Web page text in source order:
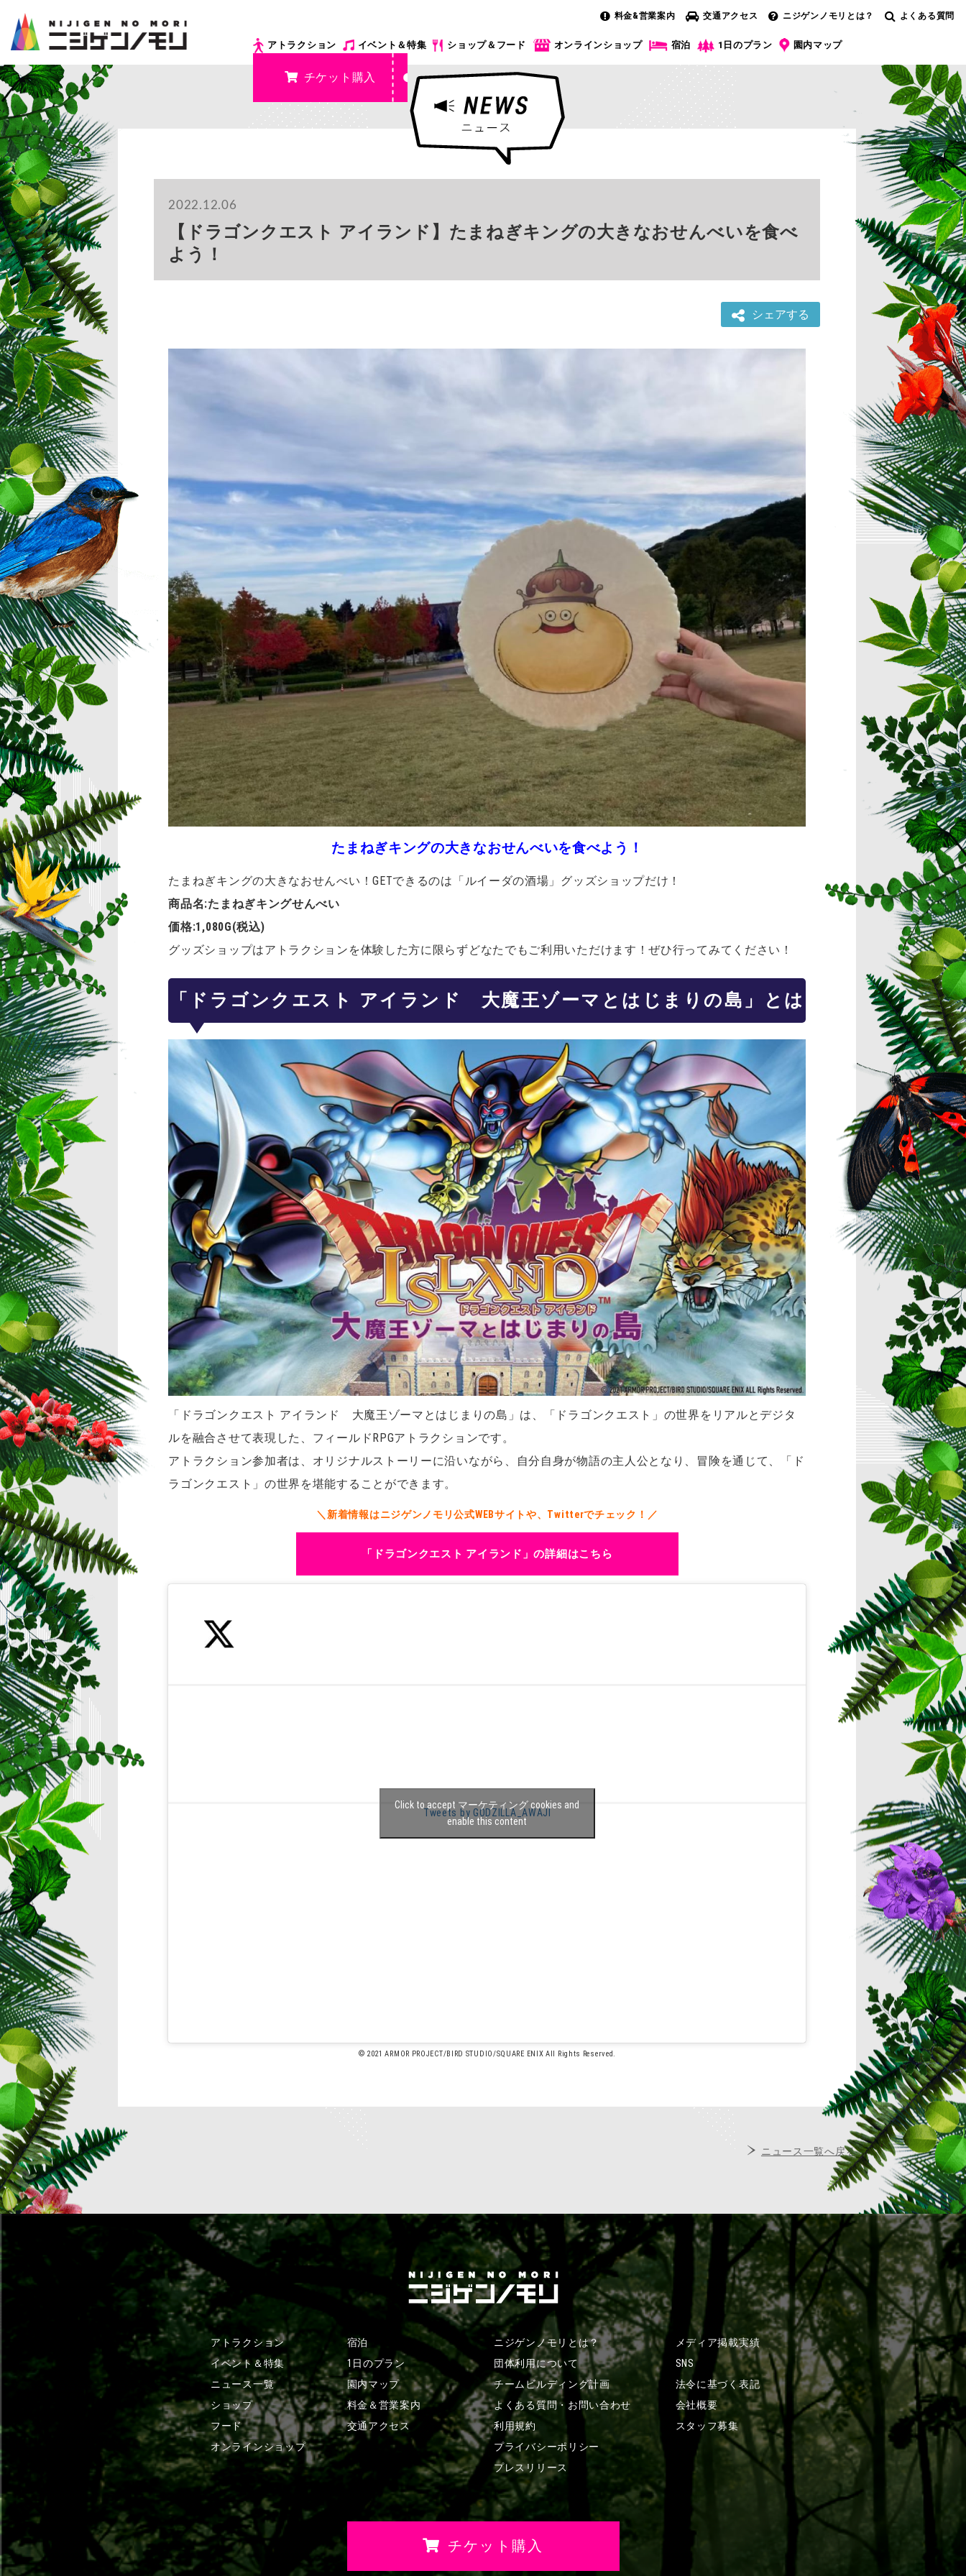
料金&営業案内 交通アクセス ニジゲンノモリとは？ よくある質問
アトラクション イベント＆特集 ショップ＆フード オンラインショップ 宿泊 1日のプラン 園内マップ
チケット購入
2022.12.06
【ドラゴンクエスト アイランド】たまねぎキングの大きなおせんべいを食べ
よう！
シェアする
たまねぎキングの大きなおせんべいを食べよう！
たまねぎキングの大きなおせんべい！GETできるのは「ルイーダの酒場」グッズショップだけ！
商品名:たまねぎキングせんべい
価格:1,080G(税込)
グッズショップはアトラクションを体験した方に限らずどなたでもご利用いただけます！ぜひ行ってみてください！
「ドラゴンクエスト アイランド 大魔王ゾーマとはじまりの島」とは
「ドラゴンクエスト アイランド 大魔王ゾーマとはじまりの島」は、「ドラゴンクエスト」の世界をリアルとデジタ
ルを融合させて表現した、フィールドRPGアトラクションです。
アトラクション参加者は、オリジナルストーリーに沿いながら、自分自身が物語の主人公となり、冒険を通じて、「ド
ラゴンクエスト」の世界を堪能することができます。
＼新着情報はニジゲンノモリ公式WEBサイトや、Twitterでチェック！／
「ドラゴンクエスト アイランド」の詳細はこちら
Tweets by GODZILLA_AWAJI
Click to accept マーケティング cookies and
enable this content
© 2021 ARMOR PROJECT/BIRD STUDIO/SQUARE ENIX All Rights Reserved.
ニュース一覧へ戻る
アトラクション
イベント＆特集
ニュース一覧
ショップ
フード
オンラインショップ
宿泊
1日のプラン
園内マップ
料金＆営業案内
交通アクセス
ニジゲンノモリとは？
団体利用について
チームビルディング計画
よくある質問・ お問い合わせ
利用規約
プライバシーポリシー
プレスリリース
メディア掲載実績
SNS
法令に基づく表記
会社概要
スタッフ募集
チケット購入